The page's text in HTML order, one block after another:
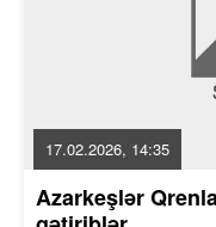
17.02.2026, 14:35
Azarkeşlər